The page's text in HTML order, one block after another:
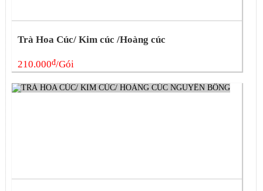
Trà Hoa Cúc/ Kim cúc /Hoàng cúc
210.000đ/Gói